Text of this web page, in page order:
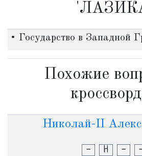
• Государство в Западной
Похожие
Николай-II
- Н -